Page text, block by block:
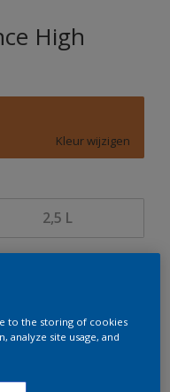
High
Kleur wijzigen
2,5 L
gaten, we werken
to the storing of cookies
analyze site usage, and